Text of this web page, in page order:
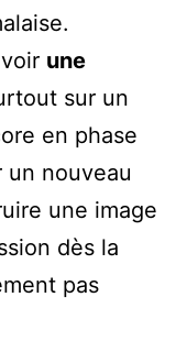
une
sur un
en phase
un nouveau
une image
dès la
pas